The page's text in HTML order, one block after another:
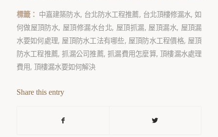
標籤： 中嘉建築防水, 台北防水工程推薦, 台北頂樓修漏水,如
何做屋頂防水, 屋頂修漏水台北, 屋頂抓漏, 屋頂漏水, 屋頂漏
水要如何處理, 屋頂防水工法有哪些, 屋頂防水工程價格, 屋頂
防水工程推薦,抓漏公司推薦,抓漏費用怎麼算,頂樓漏水處理
費用, 頂樓漏水要如何解決
Share this entry